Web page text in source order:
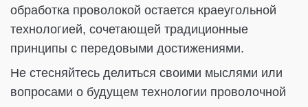
обработка проволокой остается краеугольной
технологией, сочетающей традиционные
принципы с передовыми достижениями.
Не стесняйтесь делиться своими мыслями или
вопросами о будущем технологии проволочной